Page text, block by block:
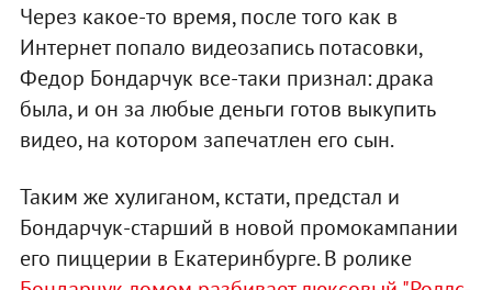
Через какое-то время, после того как в
Интернет попало видеозапись потасовки,
Федор Бондарчук все-таки признал: драка
была, и он за любые деньги готов выкупить
видео, на котором запечатлен его сын.
Таким же хулиганом, кстати, предстал и
Бондарчук-старший в новой промокампании
его пиццерии в Екатеринбурге. В ролике